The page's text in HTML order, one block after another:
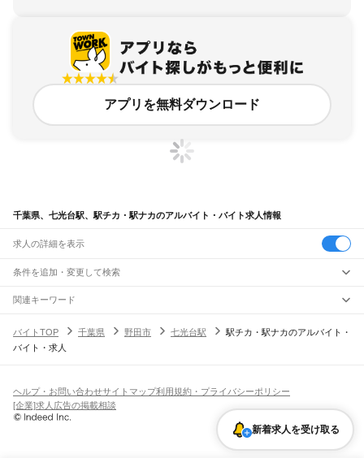
アプリを無料ダウンロード
千葉県、七光台駅、駅チカ・駅ナカのアルバイト・バイト求人情報
求人の詳細を表示
条件を追加・変更して検索
市区町村を追加・変更
千葉県すべて
千葉市
旭市習志野市柏市勝浦市市原市流山市八千代市我孫子市鴨川市鎌ケ谷市
君津市富津市浦安市 印西市白井市富里市南房総市
匝瑳市香取市 印旛郡 香取郡山武郡 長生郡夷隅郡
駅を追加・変更
JR中央・総武線
市川駅本八幡駅下総中山駅 津田沼駅幕張本郷駅幕張駅
新検見川駅
職種を追加・変更
飲食・フードサービスすべて
ホールスタッフキッチンスタッフ
パン屋（ベーカリー）
バー（BAR）・バーテンダー
飲食店（店長・マネージャー）
人気
日払いOK高校生歓迎 髪型・髪色自由
留学生・外国人活躍中
雇用形態を追加・変更
関連キーワード
バイトTOP
千葉県 野田市 七光台駅
駅チカ・駅ナカのアルバイト・
バイト・求人
新着求人を受け取る
ヘルプ・お問い合わせサイトマップ利用規約・プライバシーポリシー
[企業]求人広告の掲載相談